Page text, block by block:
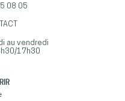
08 05
au vendredi
17h30